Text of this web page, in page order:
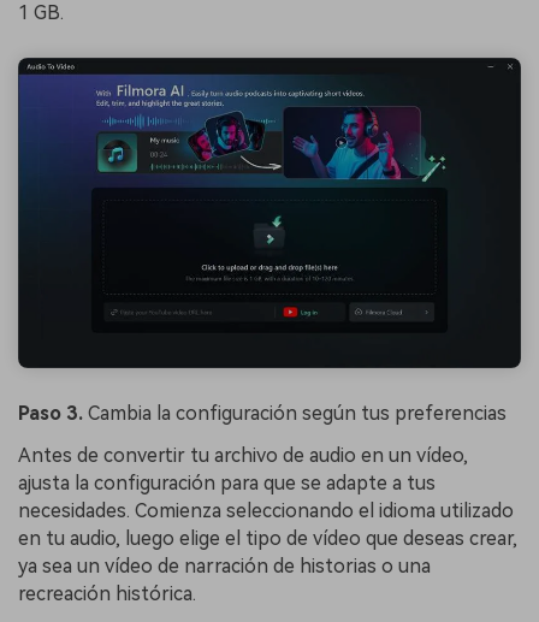
1 GB.
Paso 3. Cambia la configuración según tus preferencias
Antes de convertir tu archivo de audio en un vídeo,
ajusta la configuración para que se adapte a tus
necesidades. Comienza seleccionando el idioma utilizado
en tu audio, luego elige el tipo de vídeo que deseas crear,
ya sea un vídeo de narración de historias o una
recreación histórica.